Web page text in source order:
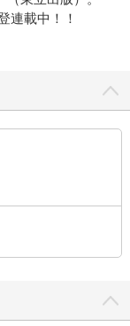
連載中！！